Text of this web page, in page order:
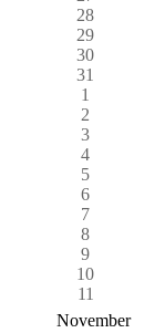
28
29
30
31
1
2
3
4
5
6
7
8
9
10
11
November